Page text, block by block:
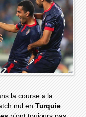
la course à la
nul enTurquie